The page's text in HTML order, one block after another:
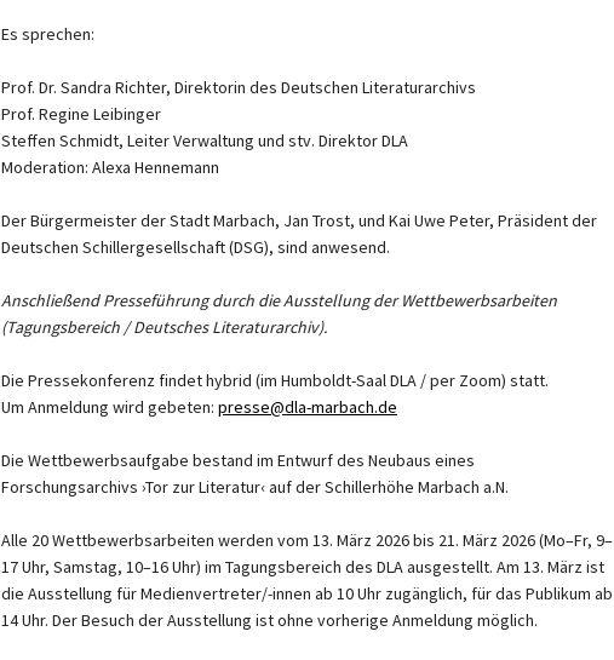
Es sprechen:
Prof. Dr. Sandra Richter, Direktorin des Deutschen Literaturarchivs
Prof. Regine Leibinger
Steffen Schmidt, Leiter Verwaltung und stv. Direktor DLA
Moderation: Alexa Hennemann
Der Bürgermeister der Stadt Marbach, Jan Trost, und Kai Uwe Peter, Präsident der
Deutschen Schillergesellschaft (DSG), sind anwesend.
Anschließend Presseführung durch die Ausstellung der Wettbewerbsarbeiten
(Tagungsbereich / Deutsches Literaturarchiv).
Die Pressekonferenz findet hybrid (im Humboldt-Saal DLA / per Zoom) statt.
Um Anmeldung wird gebeten: presse@dla-marbach.de
Die Wettbewerbsaufgabe bestand im Entwurf des Neubaus eines
Forschungsarchivs ›Tor zur Literatur‹ auf der Schillerhöhe Marbach a.N.
Alle 20 Wettbewerbsarbeiten werden vom 13. März 2026 bis 21. März 2026 (Mo–Fr, 9–
17 Uhr, Samstag, 10–16 Uhr) im Tagungsbereich des DLA ausgestellt. Am 13. März ist
die Ausstellung für Medienvertreter/-innen ab 10 Uhr zugänglich, für das Publikum ab
14 Uhr. Der Besuch der Ausstellung ist ohne vorherige Anmeldung möglich.